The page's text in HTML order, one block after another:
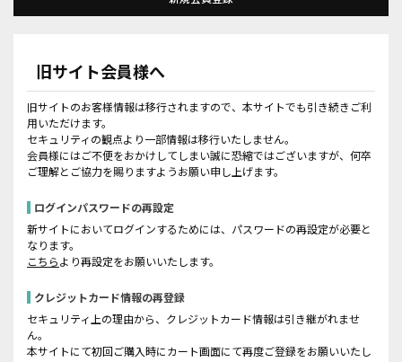
旧サイト会員様へ
旧サイトのお客様情報は移行されますので、本サイトでも引き続きご利
用いただけます。
セキュリティの観点より一部情報は移行いたしません。
会員様にはご不便をおかけしてしまい誠に恐縮ではございますが、何卒
ご理解とご協力を賜りますようお願い申し上げます。
ログインパスワードの再設定
新サイトにおいてログインするためには、パスワードの再設定が必要と
なります。
こちらより再設定をお願いいたします。
クレジットカード情報の再登録
セキュリティ上の理由から、クレジットカード情報は引き継がれませ
ん。
本サイトにて初回ご購入時にカート画面にて再度ご登録をお願いいたし